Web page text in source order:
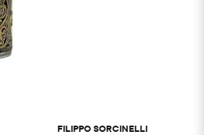
FILIPPO SORCINELLI